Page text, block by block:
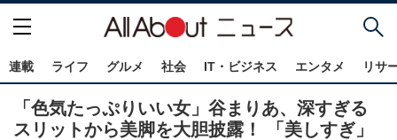
連載 ライフ グルメ 社会 IT・ビジネス エンタメ リサ
「色気たっぷりいい女」谷まりあ、深すぎる
スリットから美脚を大胆披露！ 「美しすぎ」